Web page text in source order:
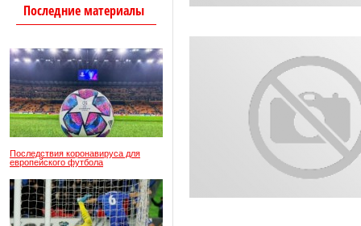
Последние материалы
Последствия коронавируса для
европейского футбола